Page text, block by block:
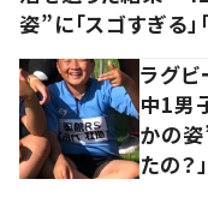
姿”に「スゴすぎる」
ラグビ
中1男
かの姿
たの？